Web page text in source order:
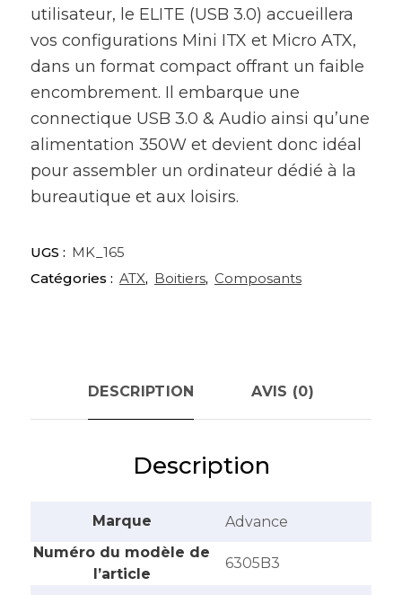
utilisateur, le ELITE (USB 3.0) accueillera
vos configurations Mini ITX et Micro ATX,
dans un format compact offrant un faible
encombrement. Il embarque une
connectique USB 3.0 & Audio ainsi qu’une
alimentation 350W et devient donc idéal
pour assembler un ordinateur dédié à la
bureautique et aux loisirs.
UGS : MK_165
Catégories : ATX, Boitiers, Composants
DESCRIPTION AVIS (0)
Description
Marque
‎Advance
Numéro du modèle de
l’article
‎6305B3